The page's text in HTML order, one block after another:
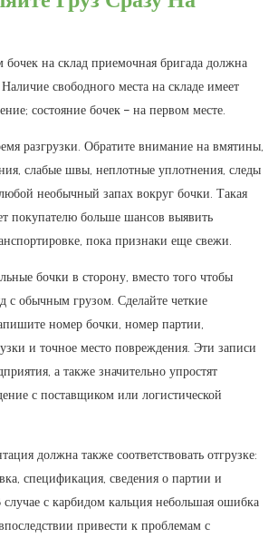
на склад приемочная бригада должна
свободного места на складе имеет
состояние бочек – на первом месте.
разгрузки. Обратите внимание на вмятины,
слабые швы, неплотные уплотнения, следы
необычный запах вокруг бочки. Такая
покупателю больше шансов выявить
пока признаки еще свежи.
бочки в сторону, вместо того чтобы
с обычным грузом. Сделайте четкие
номер бочки, номер партии,
и точное место повреждения. Эти записи
а также значительно упростят
с поставщиком или логистической
должна также соответствовать отгрузке:
спецификация, сведения о партии и
с карбидом кальция небольшая ошибка
привести к проблемам с